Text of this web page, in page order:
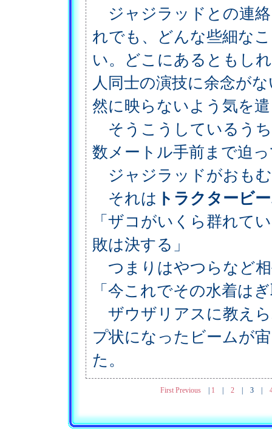
ジャジラッドとの連
れでも、どんな些細な
い。どこにあるともし
人同士の演技に余念が
然に映らないよう気を
そうこうしているう
数メートル手前まで迫
ジャジラッドがおも
それは トラクタービ
「ザコがいくら群れて
敗は決する」
つまりはやつらなど
「今これでその水着は
ザウザリアスに教え
プ状になったビームが
た。
First Previous| 1 | 2| 3|